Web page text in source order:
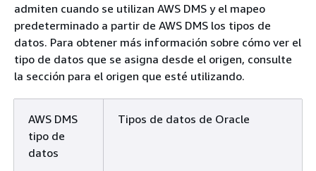
admiten cuando se utilizan AWS DMS y el mapeo
predeterminado a partir de AWS DMS los tipos de
datos. Para obtener más información sobre cómo ver el
tipo de datos que se asigna desde el origen, consulte
la sección para el origen que esté utilizando.
AWS DMS
tipo de
datos
Tipos de datos de Oracle